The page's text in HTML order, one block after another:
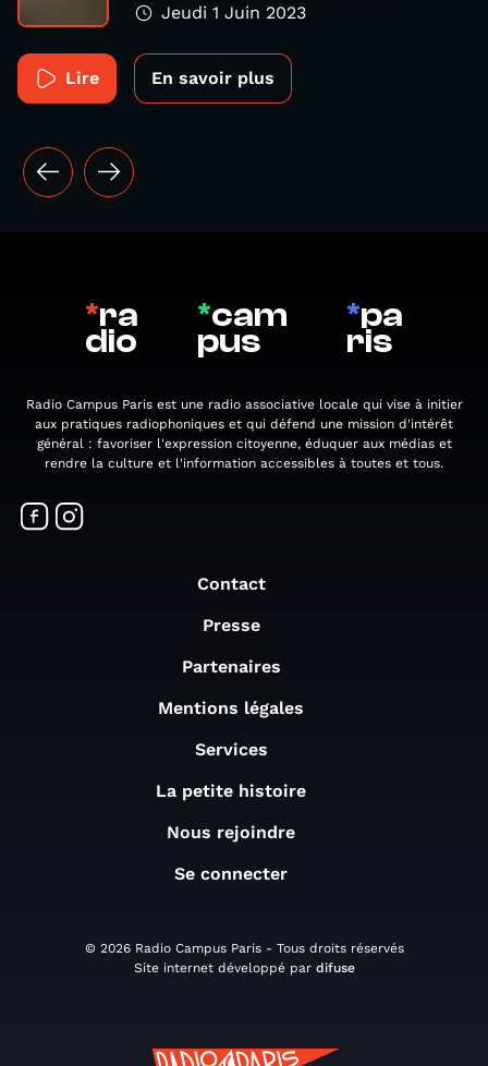
Jeudi 1 Juin 2023
Lire En savoir plus
*ra
dio
*cam
pus
*pa
ris
Radio Campus Paris est une radio associative locale qui vise à initier
aux pratiques radiophoniques et qui défend une mission d'intérêt
général : favoriser l'expression citoyenne, éduquer aux médias et
rendre la culture et l'information accessibles à toutes et tous.
Contact
Presse
Partenaires
Mentions légales
Services
La petite histoire
Nous rejoindre
Se connecter
© 2026 Radio Campus Paris - Tous droits réservés
Site internet développé par difuse